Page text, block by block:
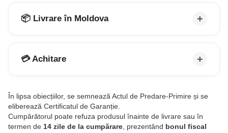
📦 Livrare în Moldova
💳 Achitare
În lipsa obiecțiilor, se semnează Actul de Predare-Primire și se
eliberează Certificatul de Garanție.
Cumpărătorul poate refuza produsul înainte de livrare sau în
termen de 14 zile de la cumpărare , prezentând bonul fiscal